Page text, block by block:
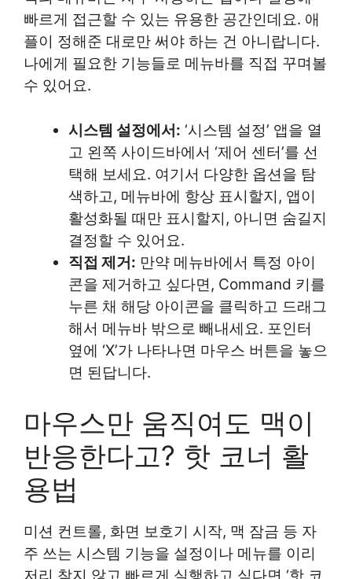
빠르게 접근할 수 있는 유용한 공간인데요. 애
플이 정해준 대로만 써야 하는 건 아니랍니다.
나에게 필요한 기능들로 메뉴바를 직접 꾸며볼
수 있어요.
시스템 설정에서: ‘시스템 설정’ 앱을 열
고 왼쪽 사이드바에서 ‘제어 센터’를 선
택해 보세요. 여기서 다양한 옵션을 탐
색하고, 메뉴바에 항상 표시할지, 앱이
활성화될 때만 표시할지, 아니면 숨길지
결정할 수 있어요.
직접 제거: 만약 메뉴바에서 특정 아이
콘을 제거하고 싶다면, Command 키를
누른 채 해당 아이콘을 클릭하고 드래그
해서 메뉴바 밖으로 빼내세요. 포인터
옆에 ‘X’가 나타나면 마우스 버튼을 놓으
면 된답니다.
마우스만 움직여도 맥이
반응한다고? 핫 코너 활
용법
미션 컨트롤, 화면 보호기 시작, 맥 잠금 등 자
주 쓰는 시스템 기능을 설정이나 메뉴를 이리